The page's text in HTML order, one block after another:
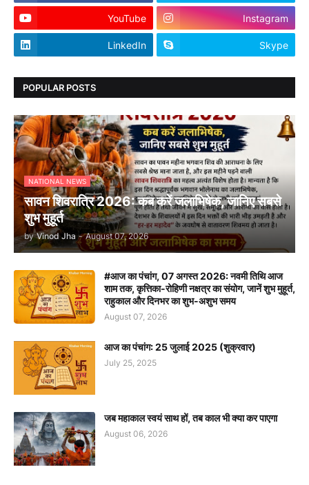
YouTube Instagram
LinkedIn Skype
POPULAR POSTS
NATIONAL NEWS
सावन शिवरात्रि 2026: कब करें जलाभिषेक, जानिए सबसे
शुभ मुहूर्त
by Vinod Jha - August 07, 2026
#आज का पंचांग, 07 अगस्त 2026: नवमी तिथि आज
शाम तक, कृत्तिका-रोहिणी नक्षत्र का संयोग, जानें शुभ मुहूर्त,
राहुकाल और दिनभर का शुभ-अशुभ समय
August 07, 2026
आज का पंचांग: 25 जुलाई 2025 (शुक्रवार)
July 25, 2025
जब महाकाल स्वयं साथ हों, तब काल भी क्या कर पाएगा
August 06, 2026